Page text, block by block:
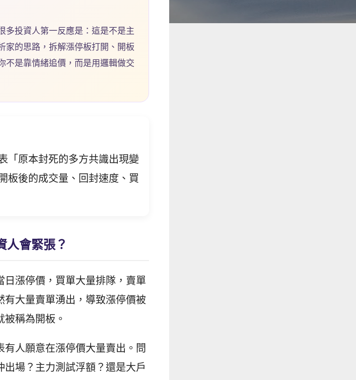
多投資人第一反應是：這是不是主
家的思路，拆解漲停板打開、開板
不是靠情緒追價，而是用邏輯做交
「原本封死的多方共識出現變
板後的成交量、回封速度、買
人會緊張？
日漲停價，買單大量排隊，賣單
大量賣單湧出，導致漲停價被
稱為開板。
人願意在漲停價大量賣出。問
場？主力測試浮額？還是大戶